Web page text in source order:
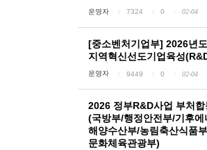
운영자 7324 0 02-04
[중소벤처기업부] 2026년도
지역혁신선도기업육성
운영자 9449 0 02-04
2026 정부R&D사업 부처
(국방부/행정안전부/기후에
해양수산부/농림축산식품
문화체육관광부)